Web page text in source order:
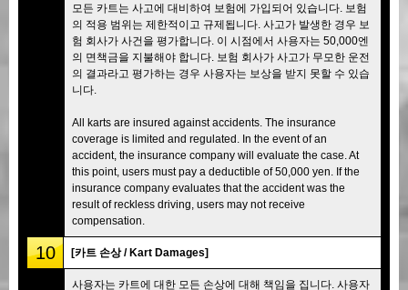
모든 카트는 사고에 대비하여 보험에 가입되어 있습니다. 보험
의 적용 범위는 제한적이고 규제됩니다. 사고가 발생한 경우 보
험 회사가 사건을 평가합니다. 이 시점에서 사용자는 50,000엔
의 면책금을 지불해야 합니다. 보험 회사가 사고가 무모한 운전
의 결과라고 평가하는 경우 사용자는 보상을 받지 못할 수 있습
니다.
All karts are insured against accidents. The insurance
coverage is limited and regulated. In the event of an
accident, the insurance company will evaluate the case. At
this point, users must pay a deductible of 50,000 yen. If the
insurance company evaluates that the accident was the
result of reckless driving, users may not receive
compensation.
10 [카트 손상 / Kart Damages]
사용자는 카트에 대한 모든 손상에 대해 책임을 집니다. 사용자